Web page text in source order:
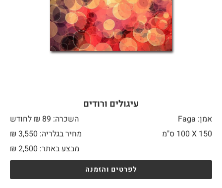
עיגולים ורודים
אמן: Faga
השכרה: 89 ₪ לחודש
150 X
מחיר בגלריה: 3,550 ₪
מבצע באתר:
₪ 2,500
לפרטים והזמנה